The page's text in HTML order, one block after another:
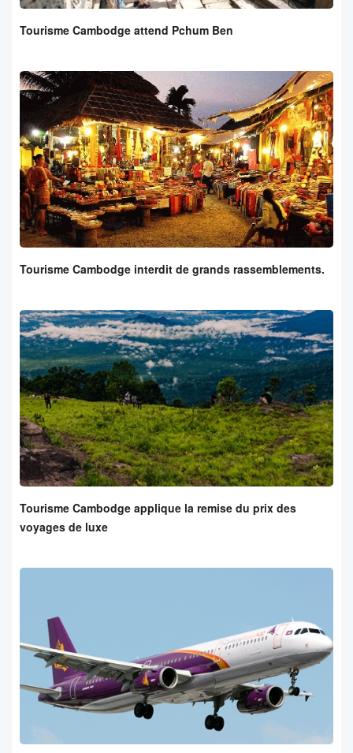
Tourisme Cambodge attend Pchum Ben
Tourisme Cambodge interdit de grands rassemblements.
Tourisme Cambodge applique la remise du prix des
voyages de luxe